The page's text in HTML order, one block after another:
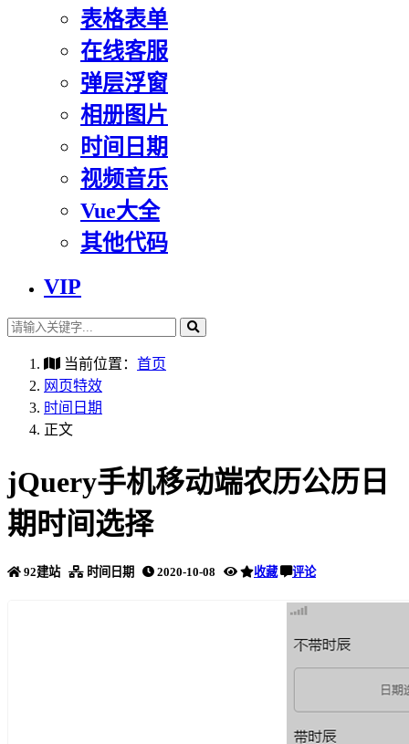
表格表单
在线客服
弹层浮窗
相册图片
时间日期
视频音乐
Vue大全
其他代码
VIP
当前位置： 首页
网页特效
时间日期
正文
jQuery手机移动端农历公历日
期时间选择
92建站 时间日期 2020-10-08 收藏 评论